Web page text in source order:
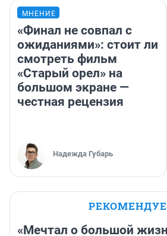
МНЕНИЕ
«Финал не совпал с
ожиданиями»: стоит ли
смотреть фильм
«Старый орел» на
большом экране —
честная рецензия
Надежда Губарь
«Мечтал о большой